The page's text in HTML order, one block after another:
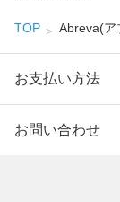
TOP Abreva(ア
お支払い方法
お問い合わせ